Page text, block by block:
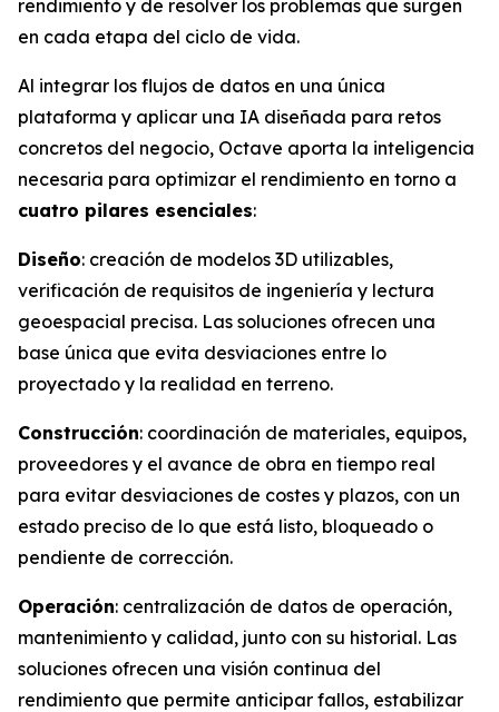
rendimiento y de resolver los problemas que surgen
en cada etapa del ciclo de vida.
Al integrar los flujos de datos en una única
plataforma y aplicar una IA diseñada para retos
concretos del negocio, Octave aporta la inteligencia
necesaria para optimizar el rendimiento en torno a
cuatro pilares esenciales:
Diseño: creación de modelos 3D utilizables,
verificación de requisitos de ingeniería y lectura
geoespacial precisa. Las soluciones ofrecen una
base única que evita desviaciones entre lo
proyectado y la realidad en terreno.
Construcción: coordinación de materiales, equipos,
proveedores y el avance de obra en tiempo real
para evitar desviaciones de costes y plazos, con un
estado preciso de lo que está listo, bloqueado o
pendiente de corrección.
Operación: centralización de datos de operación,
mantenimiento y calidad, junto con su historial. Las
soluciones ofrecen una visión continua del
rendimiento que permite anticipar fallos, estabilizar